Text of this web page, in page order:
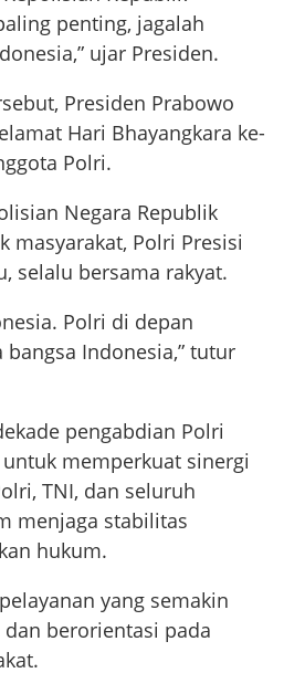
penting, jagalah
ujar Presiden.
Presiden Prabowo
Hari Bhayangkara ke-
Polri.
Negara Republik
masyarakat, Polri Presisi
selalu bersama rakyat.
Polri di depan
bangsa Indonesia,” tutur
pengabdian Polri
memperkuat sinergi
TNI, dan seluruh
menjaga stabilitas
hukum.
yang semakin
berorientasi pada